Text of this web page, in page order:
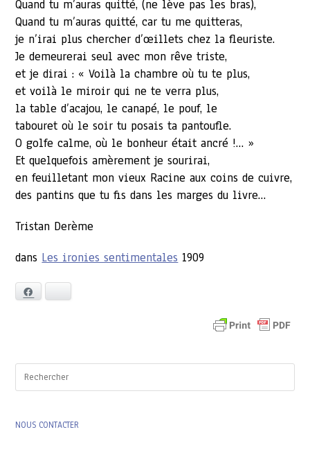
Quand tu m’auras quitté, (ne lève pas les bras),
Quand tu m’auras quitté, car tu me quitteras,
je n’irai plus chercher d’œillets chez la fleuriste.
Je demeurerai seul avec mon rêve triste,
et je dirai : « Voilà la chambre où tu te plus,
et voilà le miroir qui ne te verra plus,
la table d’acajou, le canapé, le pouf, le
tabouret où le soir tu posais ta pantoufle.
O golfe calme, où le bonheur était ancré !… »
Et quelquefois amèrement je sourirai,
en feuilletant mon vieux Racine aux coins de cuivre,
des pantins que tu fis dans les marges du livre…
Tristan Derème
dans Les ironies sentimentales 1909
NOUS CONTACTER